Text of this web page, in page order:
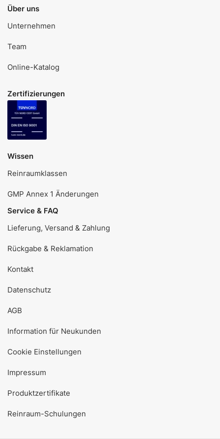
Über uns
Unternehmen
Team
Online-Katalog
Zertifizierungen
Wissen
Reinraumklassen
GMP Annex 1 Änderungen
Service & FAQ
Lieferung, Versand & Zahlung
Rückgabe & Reklamation
Kontakt
Datenschutz
AGB
Information für Neukunden
Cookie Einstellungen
Impressum
Produktzertifikate
Reinraum-Schulungen